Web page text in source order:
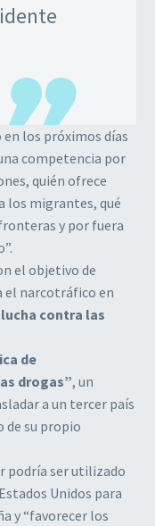
en los próximos días
competencia por
quién ofrece
los migrantes, qué
y por fuera
el objetivo de
el narcotráfico en
contra las
de
drogas”, un
a un tercer país
de su propio
podría ser utilizado
Unidos para
y “favorecer los